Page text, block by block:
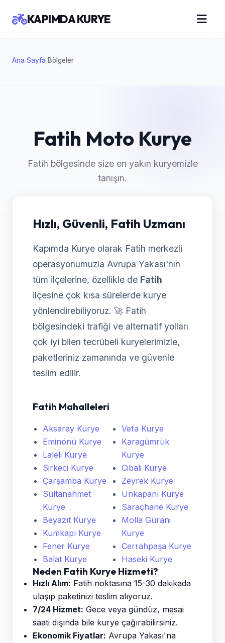
Ana Sayfa/Bölgeler
KAPIMDA KURYE
Fatih Moto Kurye
Fatih bölgesinde size en yakın kuryemizle
tanışın.
Hızlı, Güvenli, Fatih Uzmanı
Kapımda Kurye olarak Fatih merkezli
operasyonumuzla Avrupa Yakası'nın
tüm ilçelerine, özellikle de Fatih
ilçesine çok kısa sürelerde kurye
yönlendirebiliyoruz. 🚀 Fatih
bölgesindeki trafiği ve alternatif yolları
çok iyi bilen tecrübeli kuryelerimizle,
paketleriniz zamanında ve güvenle
teslim edilir.
Fatih Mahalleleri
Aksaray Kurye
Eminönü Kurye
Laleli Kurye
Sirkeci Kurye
Çarşamba Kurye
Sultanahmet
Kurye
Beyazıt Kurye
Kumkapı Kurye
Fener Kurye
Balat Kurye
Vefa Kurye
Karagümrük
Kurye
Cibali Kurye
Zeyrek Kurye
Unkapanı Kurye
Saraçhane Kurye
Molla Gürani
Kurye
Cerrahpaşa Kurye
Haseki Kurye
Neden Fatih Kurye Hizmeti?
Hızlı Alım: Fatih noktasına 15-30 dakikada
ulaşıp paketinizi teslim alıyoruz.
7/24 Hizmet: Gece veya gündüz, mesai
saati dışında bile kurye çağırabilirsiniz.
Ekonomik Fiyatlar: Avrupa Yakası'na